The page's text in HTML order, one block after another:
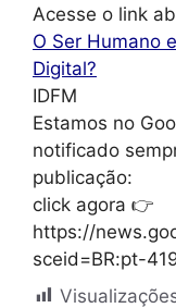
Acesse o link
O Ser Humano
Digital?
IDFM
Estamos no
notificado
publicação:
click agora 👉
https://
sceid=BR:pt-